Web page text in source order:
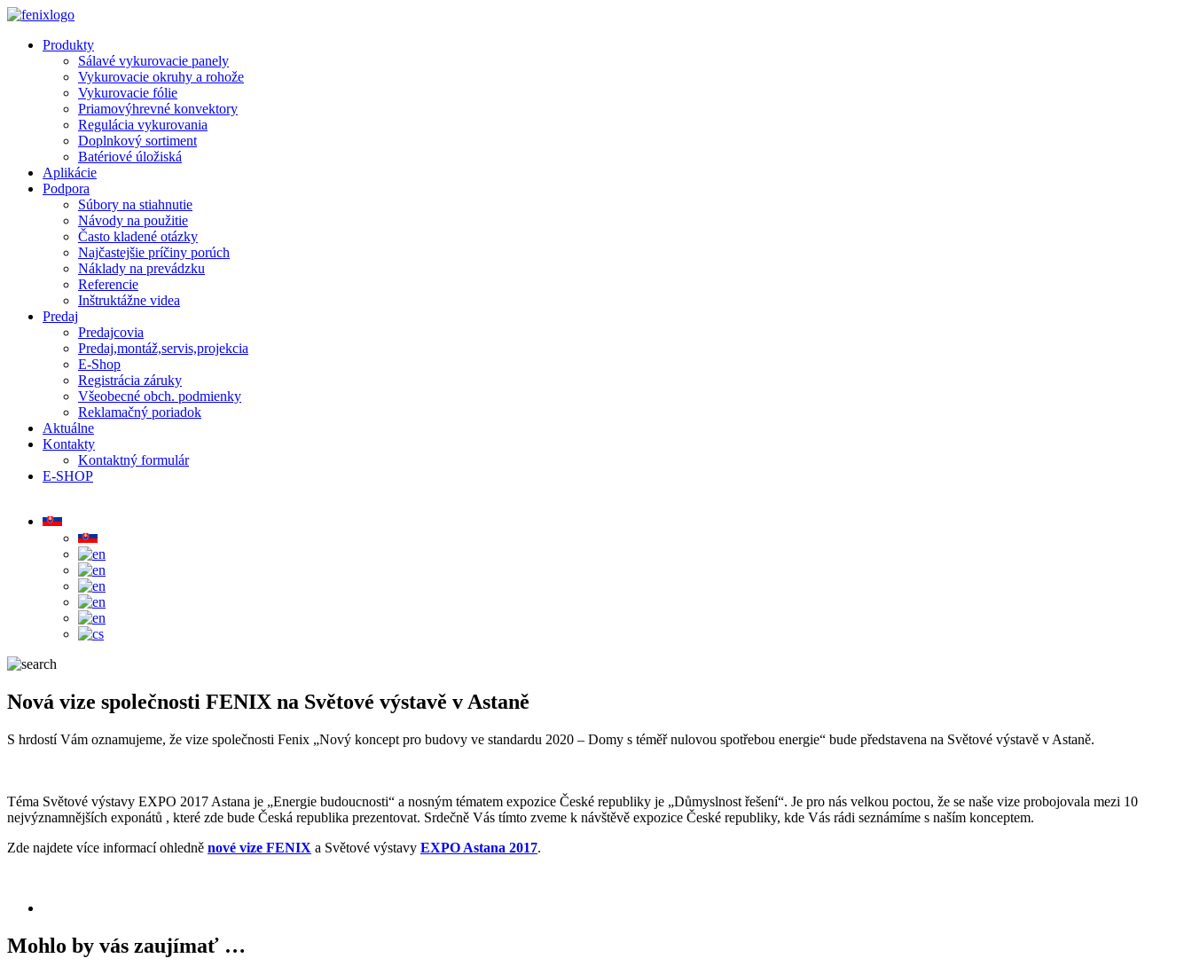
Skip to main content
Produkty
Sálavé vykurovacie panely
Vykurovacie okruhy a rohože
Vykurovacie fólie
Priamovýhrevné konvektory
Regulácia vykurovania
Doplnkový sortiment
Batériové úložiská
Aplikácie
Podpora
Súbory na stiahnutie
Návody na použitie
Často kladené otázky
Najčastejšie príčiny porúch
Náklady na prevádzku
Referencie
Inštruktážne videa
Predaj
Predajcovia
Predaj,montáž,servis,projekcia
E-Shop
Registrácia záruky
Všeobecné obch. podmienky
Reklamačný poriadok
Aktuálne
Kontakty
Kontaktný formulár
E-SHOP
Nová vize společnosti FENIX na Světové výstavě v Astaně
S hrdostí Vám oznamujeme, že vize společnosti Fenix „Nový koncept pro budovy ve standardu 2020 – Domy s téměř nulovou spotřebou energie“ bude představena na Světové výstavě v Astaně.
Téma Světové výstavy EXPO 2017 Astana je „Energie budoucnosti“ a nosným tématem expozice České republiky je „Důmyslnost řešení“. Je pro nás velkou poctou, že se naše vize probojovala mezi 10
nejvýznamnějších exponátů , které zde bude Česká republika prezentovat. Srdečně Vás tímto zveme k návštěvě expozice České republiky, kde Vás rádi seznámíme s naším konceptem.
Zde najdete více informací ohledně nové vize FENIX a Světové výstavy EXPO Astana 2017.
Mohlo by vás zaujímať …